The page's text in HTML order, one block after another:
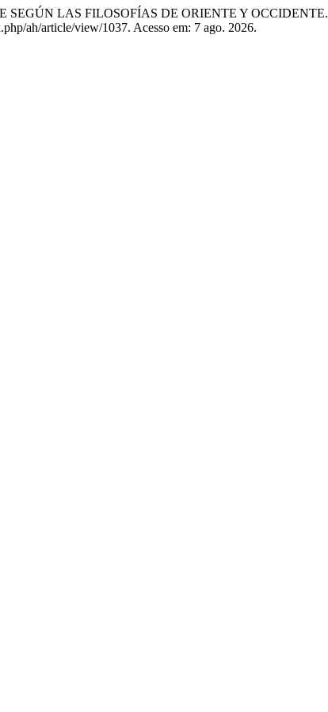
SEGÚN LAS FILOSOFÍAS DE ORIENTE Y OCCIDENTE.
ah/article/view/1037. Acesso em: 7 ago. 2026.